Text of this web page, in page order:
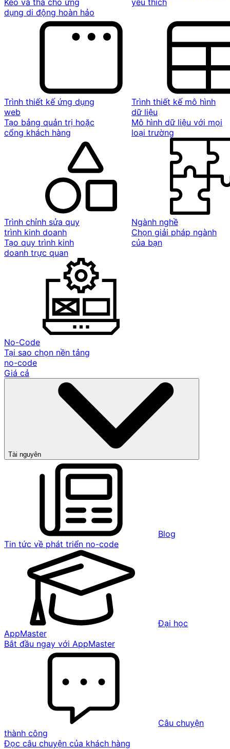
Kéo và thả cho ứng
dụng di động hoàn hảo
yêu thích
Trình thiết kế ứng dụng
web
Tạo bảng quản trị hoặc
cổng khách hàng
Trình thiết kế mô hình
dữ liệu
Mô hình dữ liệu với mọi
loại trường
Trình chỉnh sửa quy
trình kinh doanh
Tạo quy trình kinh
doanh trực quan
Ngành nghề
Chọn giải pháp ngành
của bạn
No-Code
Tại sao chọn nền tảng
no-code
Giá cả
Tài nguyên
Blog
Tin tức về phát triển no-code
Đại học
AppMaster
Bắt đầu ngay với AppMaster
Câu chuyện
thành công
Đọc câu chuyện của khách hàng